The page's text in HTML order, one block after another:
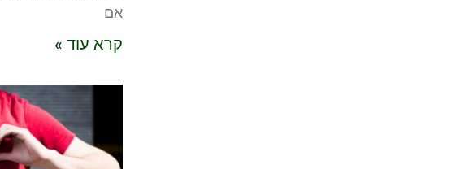
אם
קרא עוד »